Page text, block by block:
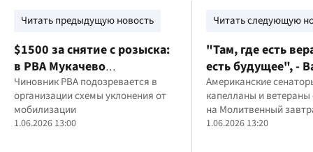
Читать предыдущую новость
$1500 за снятие с розыска:
в РВА Мукачево
действовала схема "услуг"
для уклонистов
Чиновник РВА подозревается в
организации схемы уклонения от
мобилизации
1.06.2026 13:00
Читать следующую
"Там, где есть
есть будущее", -
Дубиль на
завтраке
региона
Американские
капелланы и ветераны
на Молитвенный
1.06.2026 13:20